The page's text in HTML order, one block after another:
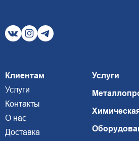
Клиентам
Услуги
Контакты
О нас
Доставка
Услуги